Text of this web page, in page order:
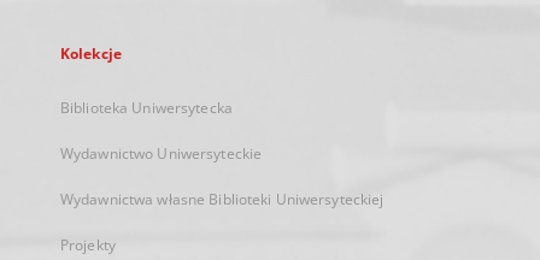
Kolekcje
Biblioteka Uniwersytecka
Wydawnictwo Uniwersyteckie
Wydawnictwa własne Biblioteki Uniwersyteckiej
Projekty